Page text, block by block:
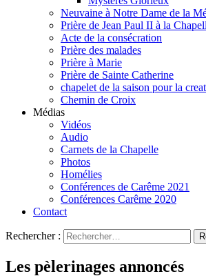
Neuvaine à Notre Dame de la
Prière de Jean Paul II à la
Acte de la consécration
Prière des malades
Prière à Marie
Prière de Sainte Catherine
chapelet de la saison pour la
Chemin de Croix
Médias
Vidéos
Audio
Carnets de la Chapelle
Photos
Homélies
Conférences de Carême 2021
Conférences Carême 2020
Contact
Rechercher :
Les pèlerinages annoncés